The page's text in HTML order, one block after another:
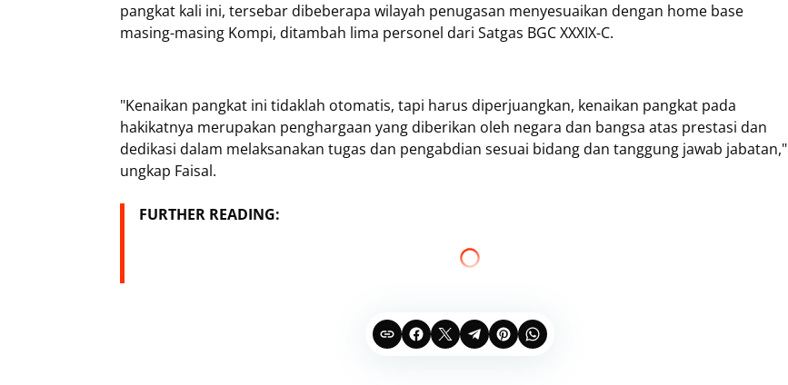
pangkat kali ini, tersebar dibeberapa wilayah penugasan menyesuaikan dengan home base
masing-masing Kompi, ditambah lima personel dari Satgas BGC XXXIX-C.
"Kenaikan pangkat ini tidaklah otomatis, tapi harus diperjuangkan, kenaikan pangkat pada
hakikatnya merupakan penghargaan yang diberikan oleh negara dan bangsa atas prestasi dan
dedikasi dalam melaksanakan tugas dan pengabdian sesuai bidang dan tanggung jawab jabatan,"
ungkap Faisal.
FURTHER READING: